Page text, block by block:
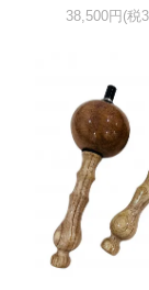
38,500円(税